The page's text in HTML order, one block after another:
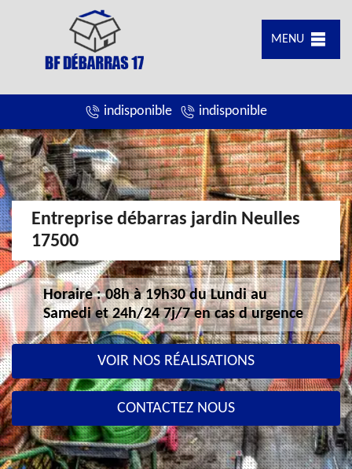
MENU
indisponible indisponible
Entreprise débarras jardin Neulles
17500
Horaire : 08h à 19h30 du Lundi au
Samedi et 24h/24 7j/7 en cas d urgence
VOIR NOS RÉALISATIONS
CONTACTEZ NOUS